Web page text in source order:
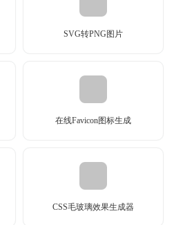
SVG转PNG图片
在线Favicon图标生成
CSS毛玻璃效果生成器